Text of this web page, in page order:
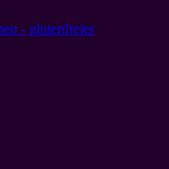
- glutenfreier